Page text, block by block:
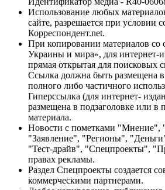
Использование любых
сайте, разрешается при условии
Корреспондент.net.
При копировании материалов со
Украины и мира», для интернет-
прямая открытая для поисковых
Ссылка должна быть размещена
полного либо частичного
Гиперссылка (для интернет-
размещена в подзаголовке или в
материала.
Новости с пометками "Мнение",
"Заявление", "Регионы",
"Тест-драйв", "Спецпроекты",
правах рекламы.
Раздел Спецпроекты создается
коммерческими партнерами.